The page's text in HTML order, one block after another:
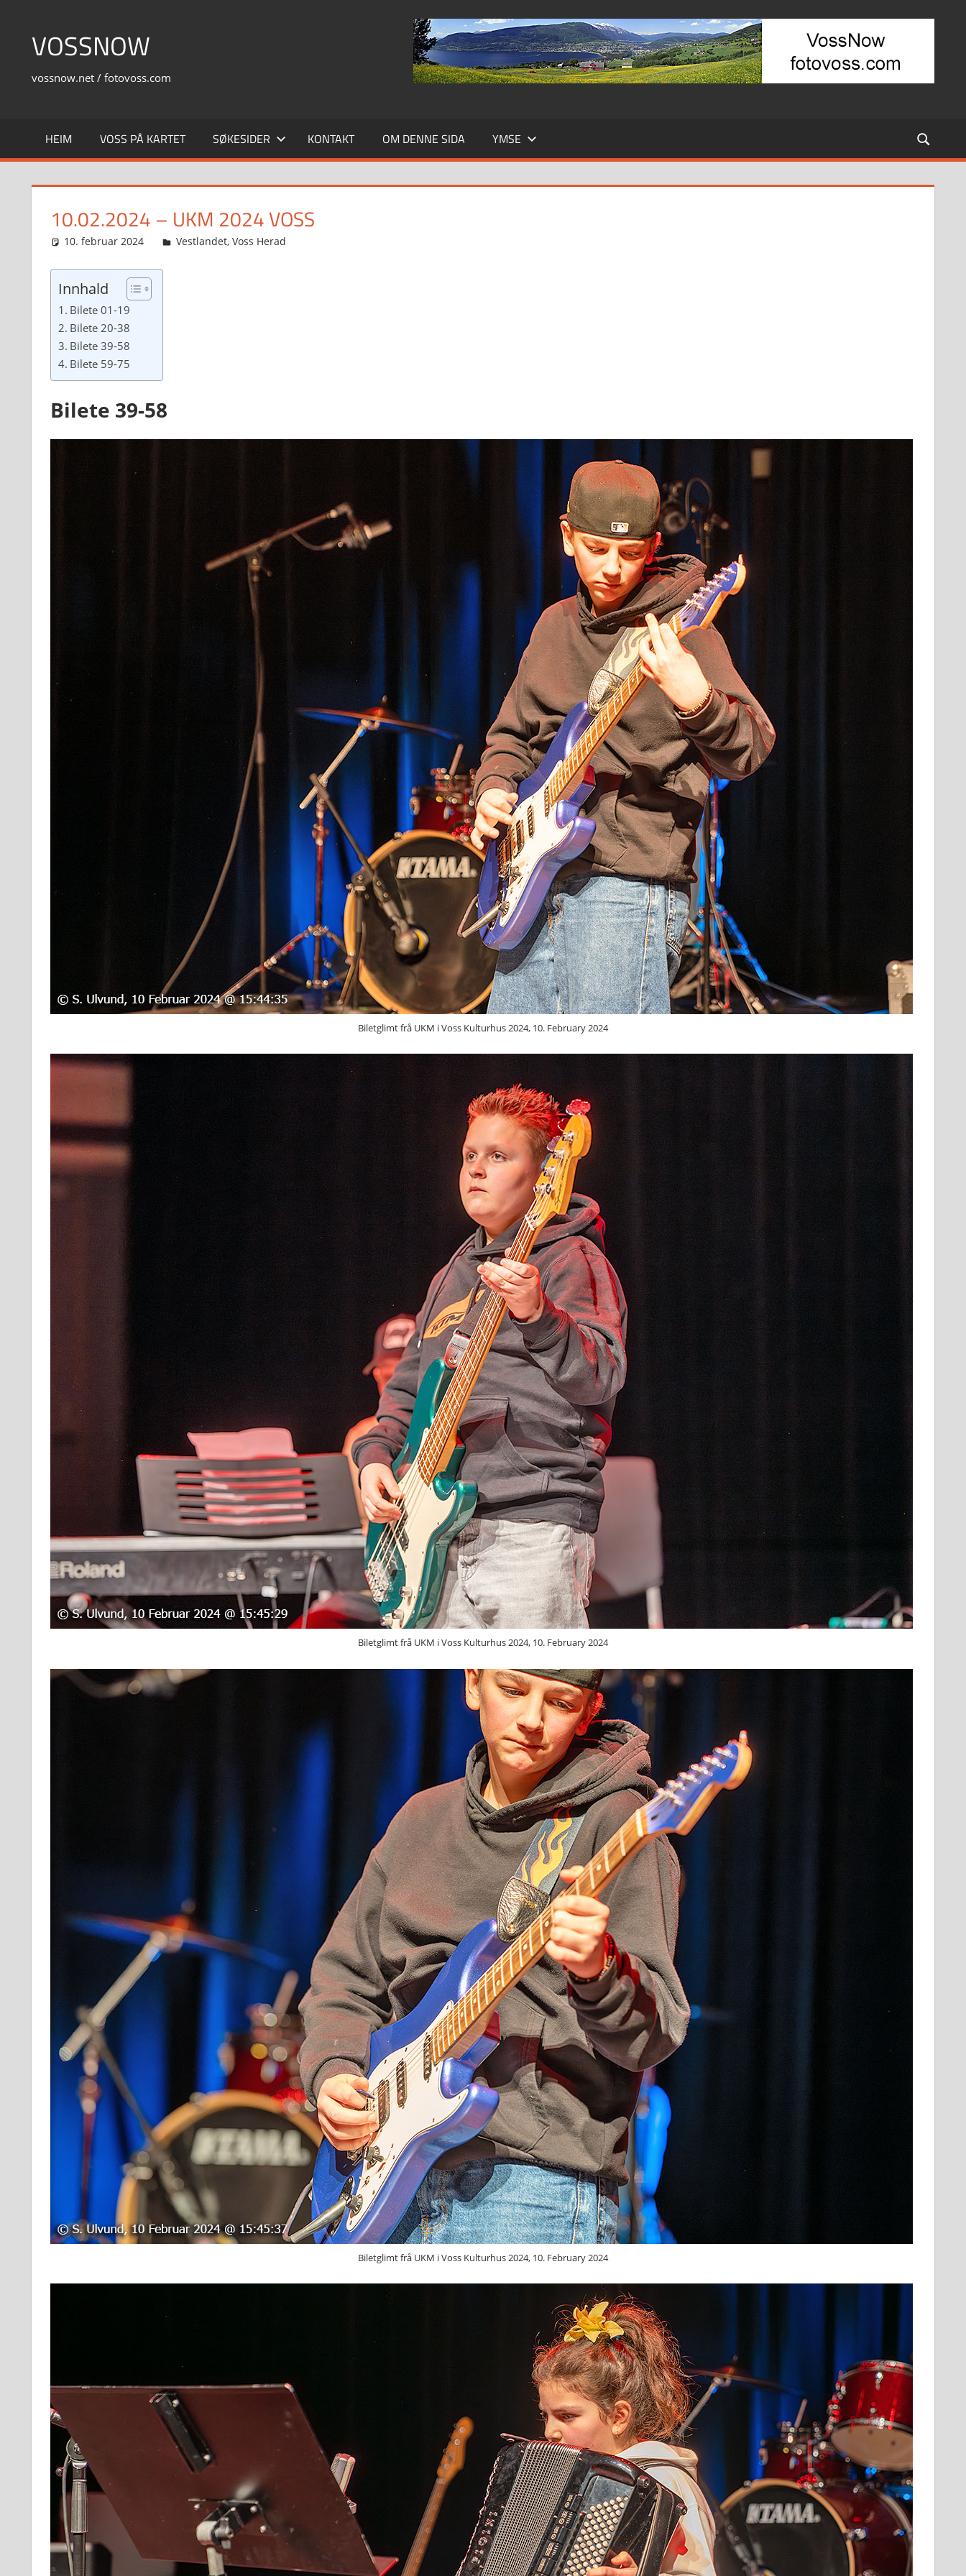
contentVOSSNOW
vossnow.net / fotovoss.com
HEIM VOSS PÅ KARTET SØKESIDER KONTAKT OM DENNE SIDA YMSE
10.02.2024 – UKM 2024 VOSS
10. februar 2024 Svein
Vestlandet, Voss Herad
Innhald
Bilete 01-19
Bilete 20-38
Bilete 39-58
Bilete 59-75
Bilete 39-58
Biletglimt frå UKM i Voss Kulturhus 2024, 10. February 2024
Biletglimt frå UKM i Voss Kulturhus 2024, 10. February 2024
Biletglimt frå UKM i Voss Kulturhus 2024, 10. February 2024